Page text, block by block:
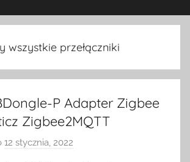
wszystkie przełączniki
P Adapter Zigbee
Zigbee2MQTT
12 stycznia, 2022